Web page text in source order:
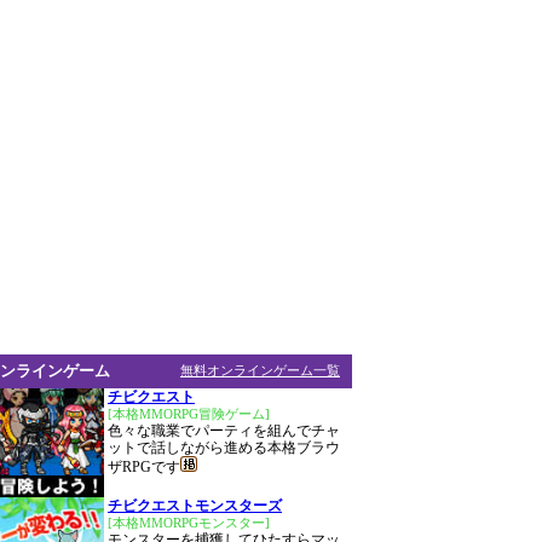
無料オンラインゲーム一覧
ラインゲーム
チビクエスト
[本格MMORPG冒険ゲーム]
色々な職業でパーティを組んでチャ
ットで話しながら進める本格ブラウ
ザRPGです
チビクエストモンスターズ
[本格MMORPGモンスター]